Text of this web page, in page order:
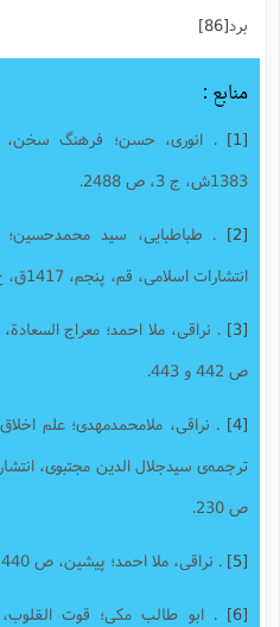
برد[86]
منابع :
. انوری، حسن؛ فرهنگ سخن،
1383ش، ج 3، ص 2488.
. طباطبایى، سید محمدحسین؛
انتشارات اسلامى، قم، پنجم، 1417ق، ج 2، ص 51.
‌ص 442 و 443.
. نراقی، ملامحمدمهدی؛ علم
ص 230.
. نراقى، ملا احمد؛ پیشین، ص 440 – 441.
. ابو طالب مکى؛ قوت القلوب،